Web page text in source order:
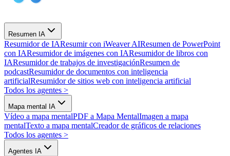
Resumen IA
Resumidor de IAResumir con iWeaver AIResumen de PowerPoint
con IAResumidor de imágenes con IAResumidor de libros con
IAResumidor de trabajos de investigaciónResumen de
podcastResumidor de documentos con inteligencia
artificialResumidor de sitios web con inteligencia artificial
Todos los agentes >
Mapa mental IA
Vídeo a mapa mentalPDF a Mapa MentalImagen a mapa
mentalTexto a mapa mentalCreador de gráficos de relaciones
Todos los agentes >
Agentes IA